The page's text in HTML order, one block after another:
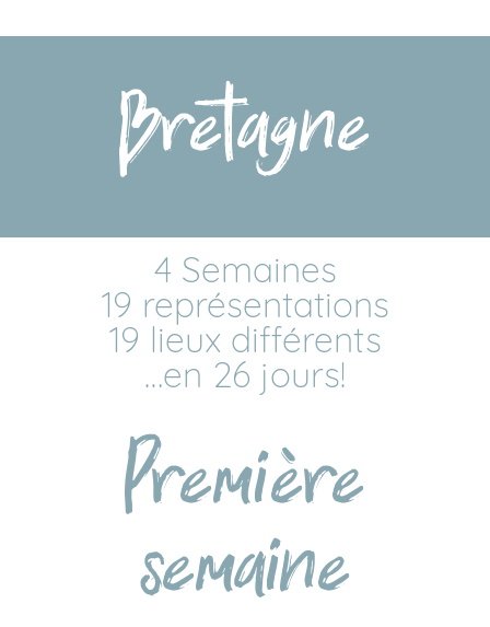
Bretagne
4 Semaines
19 représentations
19 lieux différents
…en 26 jours!
Première
semaine